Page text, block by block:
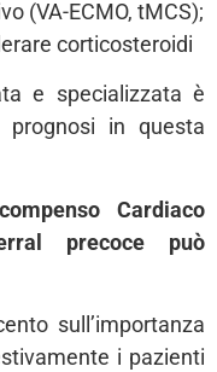
(VA-ECMO, tMCS);
corticosteroidi
e specializzata è
prognosi in questa
Cardiaco
precoce può
sull’importanza
i pazienti